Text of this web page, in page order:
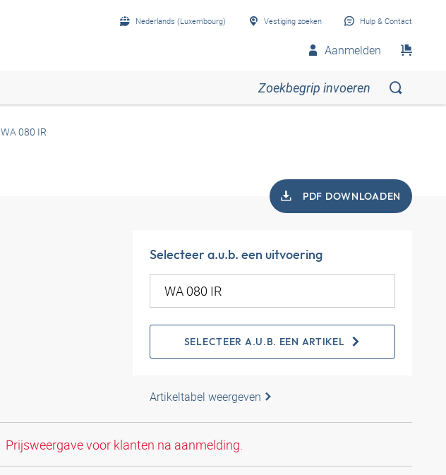
Nederlands (Luxembourg) Vestiging zoeken Hulp & Contact
Aanmelden
WA 080 IR
PDF DOWNLOADEN
Selecteer a.u.b. een uitvoering
SELECTEER A.U.B. EEN ARTIKEL
Artikeltabel weergeven
Prijsweergave voor klanten na aanmelding.